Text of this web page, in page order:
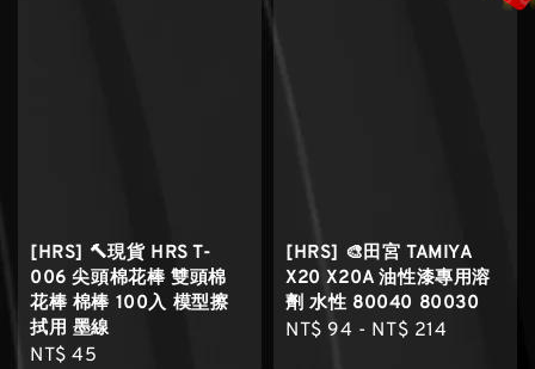
[HRS] 🔨現貨 HRS T-
006 尖頭棉花棒 雙頭棉
花棒 棉棒 100入 模型擦
拭用 墨線
Regular
NT$ 45
[HRS] 🎨田宮 TAMIYA
X20 X20A 油性漆專用溶
劑 水性 80040 80030
Regular
NT$ 94 - NT$ 214